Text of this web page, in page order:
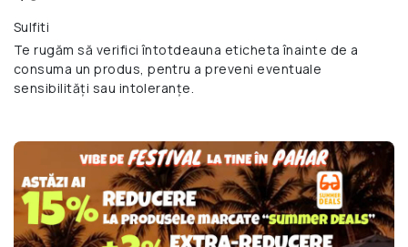
Sulfiti
Te rugăm să verifici întotdeauna eticheta înainte de a
consuma un produs, pentru a preveni eventuale
sensibilități sau intoleranțe.